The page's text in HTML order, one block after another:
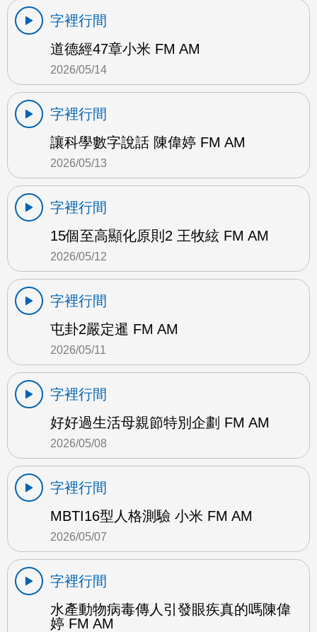
字裡行間
道德經47章小米 FM AM
2026/05/14
字裡行間
讓科學數字說話 陳偉婷 FM AM
2026/05/13
字裡行間
15個至高顯化原則2 王牧絃 FM AM
2026/05/12
字裡行間
屯卦2嚴定暹 FM AM
2026/05/11
字裡行間
好好過生活母親節特別企劃 FM AM
2026/05/08
字裡行間
MBTI16型人格測驗 小米 FM AM
2026/05/07
字裡行間
水產動物病毒傳人引發眼疾真的嗎陳偉
婷 FM AM